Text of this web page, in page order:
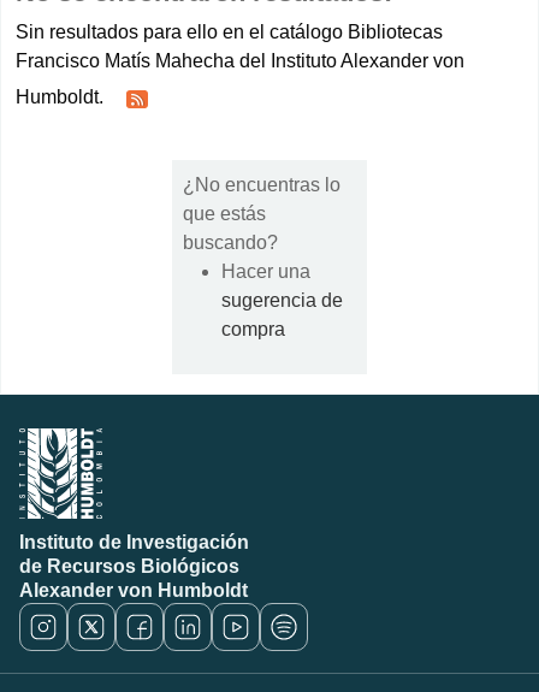
Sin resultados para ello en el catálogo Bibliotecas
Francisco Matís Mahecha del Instituto Alexander von
Humboldt.
¿No encuentras lo
que estás
buscando?
Hacer una
sugerencia de
compra
Instituto de Investigación
de Recursos Biológicos
Alexander von Humboldt